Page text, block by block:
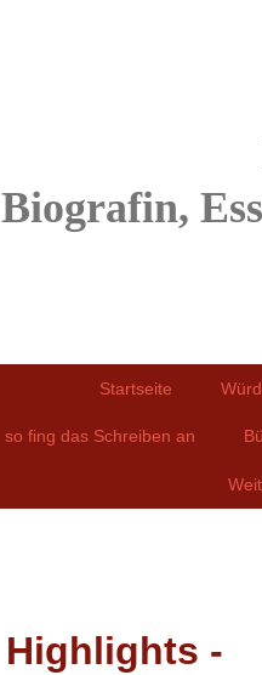
Biografin,
Startseite
so fing das Schreiben an
Highlights -